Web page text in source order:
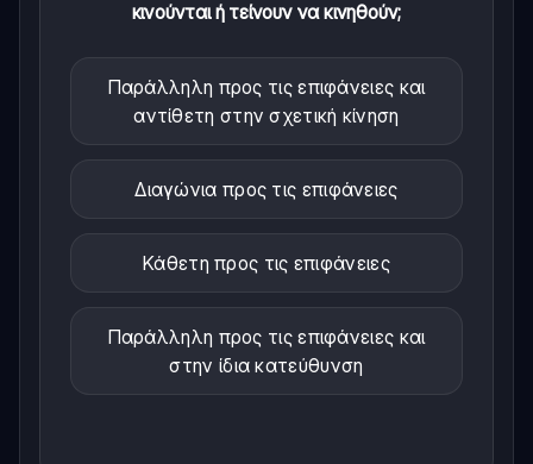
κινούνται ή τείνουν να κινηθούν;
Παράλληλη προς τις επιφάνειες και
αντίθετη στην σχετική κίνηση
Διαγώνια προς τις επιφάνειες
Κάθετη προς τις επιφάνειες
Παράλληλη προς τις επιφάνειες και
στην ίδια κατεύθυνση